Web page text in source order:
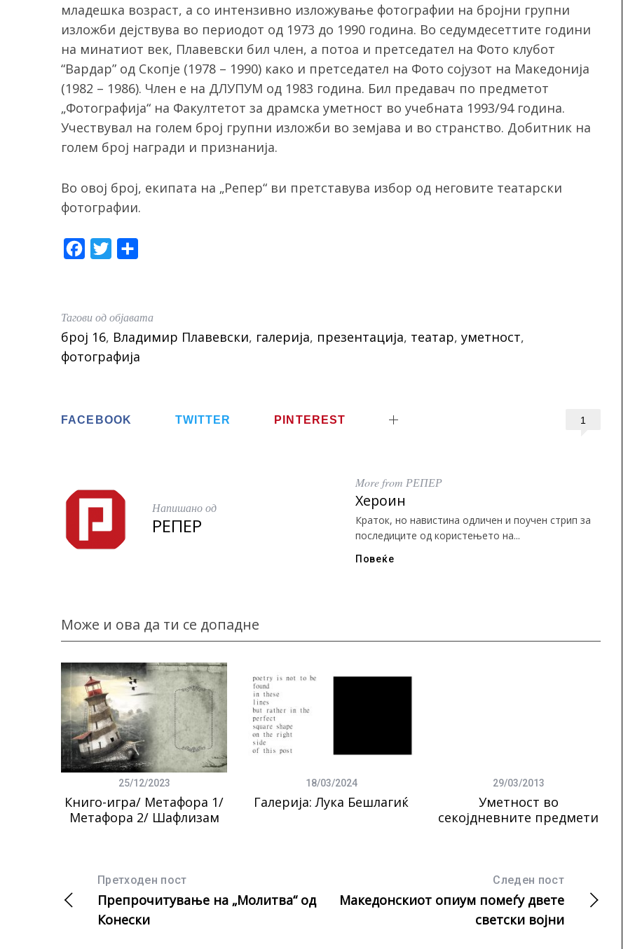
младешка возраст, а со интензивно изложување фотографии на бројни групни
изложби дејствува во периодот од 1973 до 1990 година. Во седумдесеттите години
на минатиот век, Плавевски бил член, а потоа и претседател на Фото клубот
“Вардар” од Скопје (1978 – 1990) како и претседател на Фото сојузот на Македонија
(1982 – 1986). Член е на ДЛУПУМ од 1983 година. Бил предавач по предметот
„Фотографија“ на Факултетот за драмска уметност во учебната 1993/94 година.
Учествувал на голем број групни изложби во земјава и во странство. Добитник на
голем број награди и признанија.
Во овој број, екипата на „Репер“ ви претставува избор од неговите театарски
фотографии.
b
o
t
e
e
Тагови од објавата
број 16, Владимир Плавевски, галерија, презентација, театар, уметност,
фотографија
1
FACEBOOK TWITTER PINTEREST
Напишано од
РЕПЕР
More from РЕПЕР
Хероин
Краток, но навистина одличен и поучен стрип за
последиците од користењето на...
Повеќе
Може и ова да ти се допадне
25/12/2023
Книго-игра/ Метафора 1/
Метафора 2/ Шафлизам
18/03/2024
Галерија: Лука Бешлагиќ
29/03/2013
Уметност во
секојдневните предмети
Претходен пост
Препрочитување на „Молитва“ од
Конески
Следен пост
Македонскиот опиум помеѓу двете
светски војни
f
r